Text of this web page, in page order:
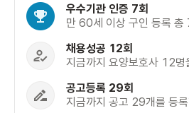
우수기관 인증 7회
만 60세 이상 구인 등록 총
채용성공 12회
지금까지 요양보호사 12명
공고등록 29회
지금까지 공고 29개를 등